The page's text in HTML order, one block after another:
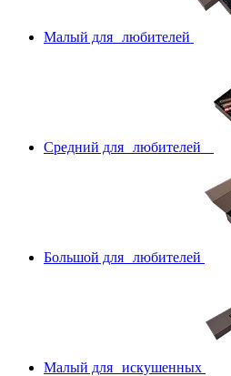
Малый для любителей
Средний для любителей
Большой для любителей
Малый для искушенных